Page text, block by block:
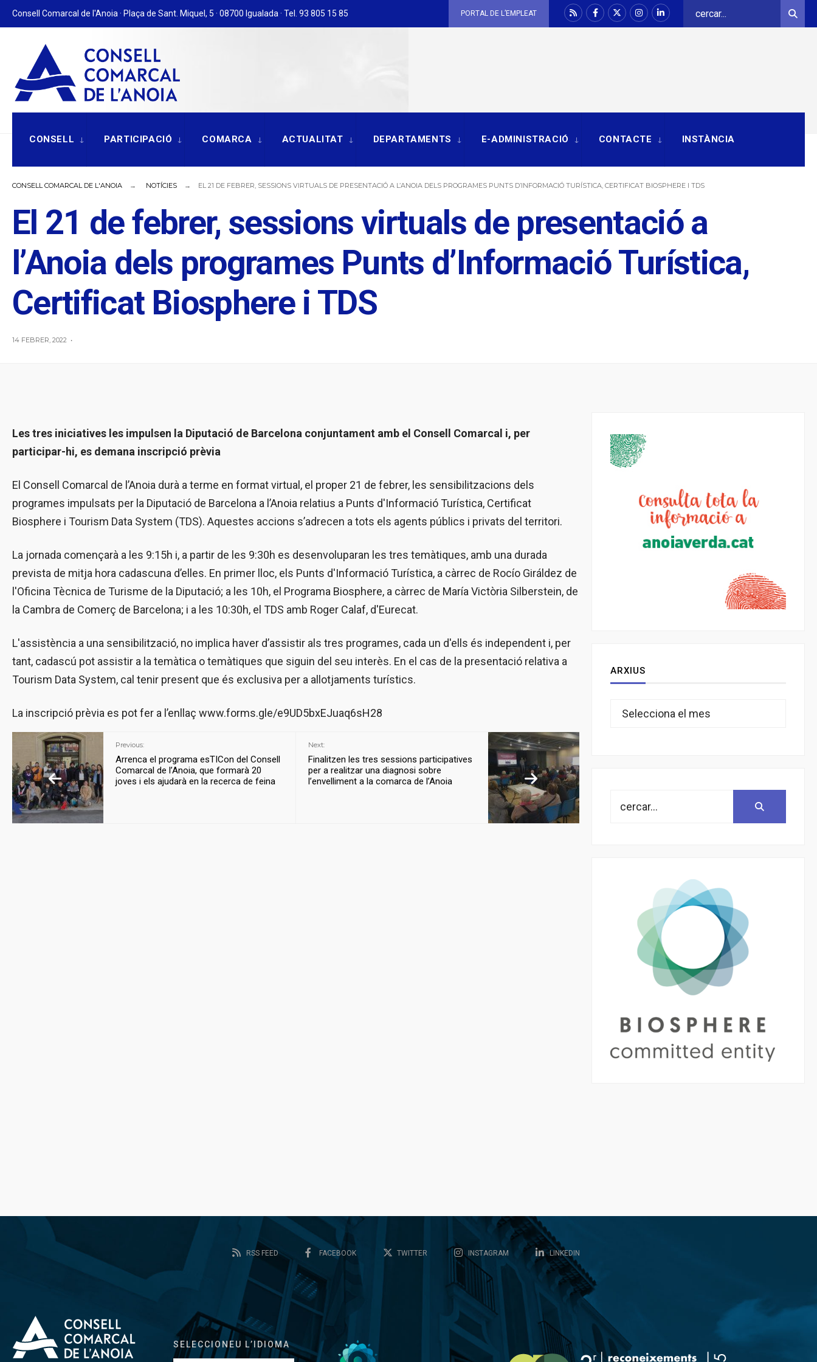
Skip
to
Consell Comarcal de l'Anoia · Plaça de Sant. Miquel, 5 · 08700 Igualada · Tel. 93 805 15 85
for:
PORTAL DE L’EMPLEAT
CONSELL PARTICIPACIÓ COMARCA ACTUALITAT DEPARTAMENTS E-ADMINISTRACIÓ CONTACTE INSTÀNCIA
CONSELL COMARCAL DE L'ANOIA NOTÍCIES EL 21 DE FEBRER, SESSIONS VIRTUALS DE PRESENTACIÓ A L’ANOIA DELS PROGRAMES PUNTS D’INFORMACIÓ TURÍSTICA, CERTIFICAT BIOSPHERE I TDS
El 21 de febrer, sessions virtuals de presentació a
l’Anoia dels programes Punts d’Informació Turística,
Certificat Biosphere i TDS
14 FEBRER, 2022 •
Les tres iniciatives les impulsen la Diputació de Barcelona conjuntament amb el Consell Comarcal i, per
participar-hi, es demana inscripció prèvia
El Consell Comarcal de l’Anoia durà a terme en format virtual, el proper 21 de febrer, les sensibilitzacions dels
programes impulsats per la Diputació de Barcelona a l’Anoia relatius a Punts d'Informació Turística, Certificat
Biosphere i Tourism Data System (TDS). Aquestes accions s’adrecen a tots els agents públics i privats del territori.
La jornada començarà a les 9:15h i, a partir de les 9:30h es desenvoluparan les tres temàtiques, amb una durada
prevista de mitja hora cadascuna d’elles. En primer lloc, els Punts d'Informació Turística, a càrrec de Rocío Giráldez de
l'Oficina Tècnica de Turisme de la Diputació; a les 10h, el Programa Biosphere, a càrrec de María Victòria Silberstein, de
la Cambra de Comerç de Barcelona; i a les 10:30h, el TDS amb Roger Calaf, d'Eurecat.
L'assistència a una sensibilització, no implica haver d’assistir als tres programes, cada un d'ells és independent i, per
tant, cadascú pot assistir a la temàtica o temàtiques que siguin del seu interès. En el cas de la presentació relativa a
Tourism Data System, cal tenir present que és exclusiva per a allotjaments turístics.
La inscripció prèvia es pot fer a l’enllaç www.forms.gle/e9UD5bxEJuaq6sH28
Previous:
Arrenca el programa esTICon del Consell
Comarcal de l’Anoia, que formarà 20
joves i els ajudarà en la recerca de feina
Next:
Finalitzen les tres sessions participatives
per a realitzar una diagnosi sobre
l’envelliment a la comarca de l’Anoia
ARXIUS
RSS FEED FACEBOOK TWITTER INSTAGRAM LINKEDIN
SELECCIONEU L’IDIOMA